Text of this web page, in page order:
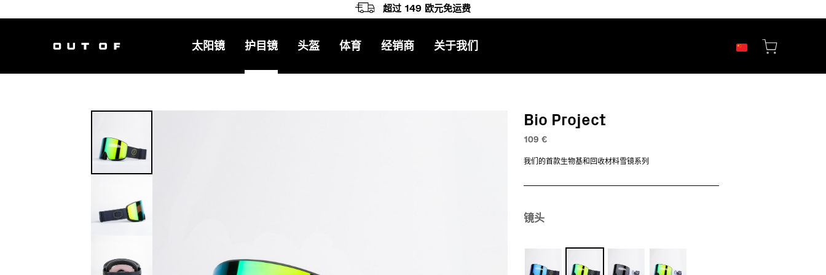
超过 149 欧元免运费
主导航
太阳镜 护目镜 头盔 体育 经销商 关于我们
Bio Project
109 €
我们的首款生物基和回收材料雪镜系列
镜头